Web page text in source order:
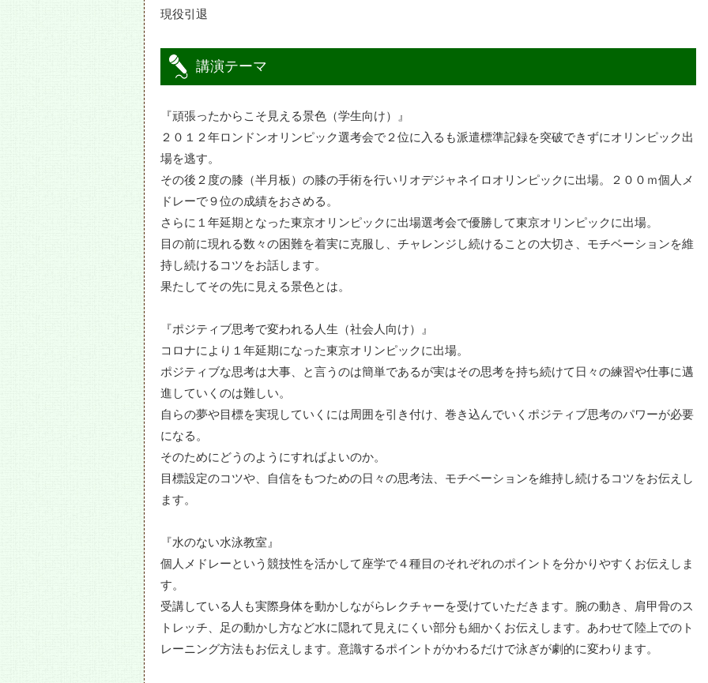
現役引退
講演テーマ
『頑張ったからこそ見える景色（学生向け）』
２０１２年ロンドンオリンピック選考会で２位に入るも派遣標準記録を突破できずにオリンピック出
場を逃す。
その後２度の膝（半月板）の膝の手術を行いリオデジャネイロオリンピックに出場。２００ｍ個人メ
ドレーで９位の成績をおさめる。
さらに１年延期となった東京オリンピックに出場選考会で優勝して東京オリンピックに出場。
目の前に現れる数々の困難を着実に克服し、チャレンジし続けることの大切さ、モチベーションを維
持し続けるコツをお話します。
果たしてその先に見える景色とは。
『ポジティブ思考で変われる人生（社会人向け）』
コロナにより１年延期になった東京オリンピックに出場。
ポジティブな思考は大事、と言うのは簡単であるが実はその思考を持ち続けて日々の練習や仕事に邁
進していくのは難しい。
自らの夢や目標を実現していくには周囲を引き付け、巻き込んでいくポジティブ思考のパワーが必要
になる。
そのためにどうのようにすればよいのか。
目標設定のコツや、自信をもつための日々の思考法、モチベーションを維持し続けるコツをお伝えし
ます。
『水のない水泳教室』
個人メドレーという競技性を活かして座学で４種目のそれぞれのポイントを分かりやすくお伝えしま
す。
受講している人も実際身体を動かしながらレクチャーを受けていただきます。腕の動き、肩甲骨のス
トレッチ、足の動かし方など水に隠れて見えにくい部分も細かくお伝えします。あわせて陸上でのト
レーニング方法もお伝えします。意識するポイントがかわるだけで泳ぎが劇的に変わります。